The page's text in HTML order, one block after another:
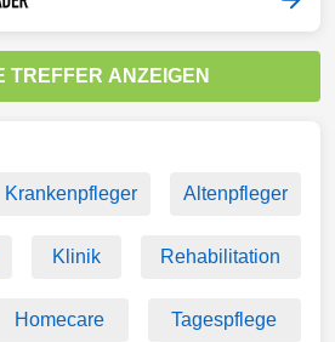
TREFFER ANZEIGEN
Krankenpfleger Altenpfleger
Klinik Rehabilitation
Homecare Tagespflege